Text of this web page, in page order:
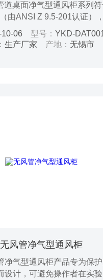
道桌面净气型通风柜系列
由ANSI Z 9.5-201认证）
中国国家标准JG/T385：
产品是专为保护实验室人员
10-06型号： YKD-
生产厂家 产地： 无锡市
无风管净气型通风柜
净气型通风柜产品专为保
设计，可避免操作者在实